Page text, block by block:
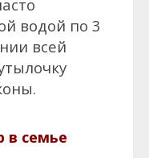
водой по 3
всей
в семье